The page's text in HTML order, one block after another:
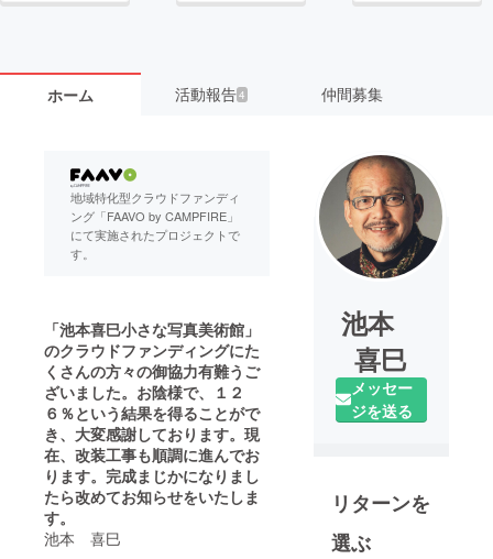
ホーム 活動報告4 仲間募集
地域特化型クラウドファンディ
ング「FAAVO by CAMPFIRE」
にて実施されたプロジェクトで
す。
「池本喜巳小さな写真美術館」
のクラウドファンディングにた
くさんの方々の御協力有難うご
ざいました。お陰様で、１２
６％という結果を得ることがで
き、大変感謝しております。現
在、改装工事も順調に進んでお
ります。完成まじかになりまし
たら改めてお知らせをいたしま
す。
池本 喜巳
池本
喜巳
メッセー
ジを送る
リターンを
選ぶ